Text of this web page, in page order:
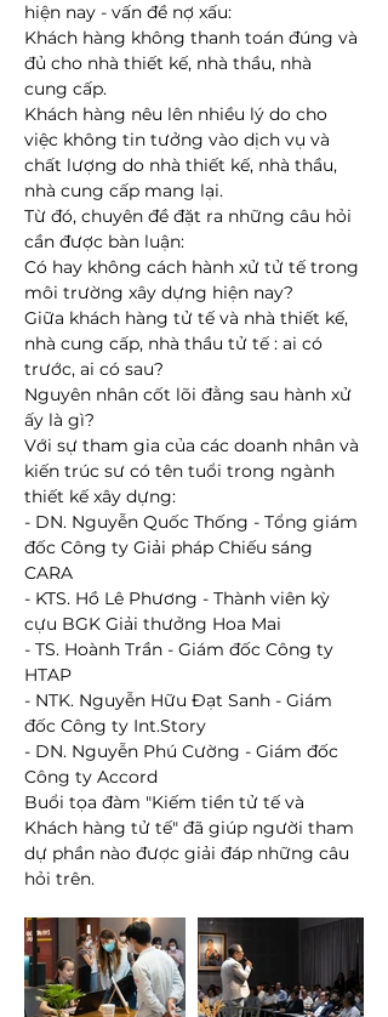
hiện nay - vấn đề nợ xấu:
Khách hàng không thanh toán đúng và
đủ cho nhà thiết kế, nhà thầu, nhà
cung cấp.
Khách hàng nêu lên nhiều lý do cho
việc không tin tưởng vào dịch vụ và
chất lượng do nhà thiết kế, nhà thầu,
nhà cung cấp mang lại.
Từ đó, chuyên đề đặt ra những câu hỏi
cần được bàn luận:
Có hay không cách hành xử tử tế trong
môi trường xây dựng hiện nay?
Giữa khách hàng tử tế và nhà thiết kế,
nhà cung cấp, nhà thầu tử tế : ai có
trước, ai có sau?
Nguyên nhân cốt lõi đằng sau hành xử
ấy là gì?
Với sự tham gia của các doanh nhân và
kiến trúc sư có tên tuổi trong ngành
thiết kế xây dựng:
- DN. Nguyễn Quốc Thống - Tổng giám
đốc Công ty Giải pháp Chiếu sáng
CARA
- KTS. Hồ Lê Phương - Thành viên kỳ
cựu BGK Giải thưởng Hoa Mai
- TS. Hoành Trần - Giám đốc Công ty
HTAP
- NTK. Nguyễn Hữu Đạt Sanh - Giám
đốc Công ty Int.Story
- DN. Nguyễn Phú Cường - Giám đốc
Công ty Accord
Buổi tọa đàm "Kiếm tiền tử tế và
Khách hàng tử tế" đã giúp người tham
dự phần nào được giải đáp những câu
hỏi trên.